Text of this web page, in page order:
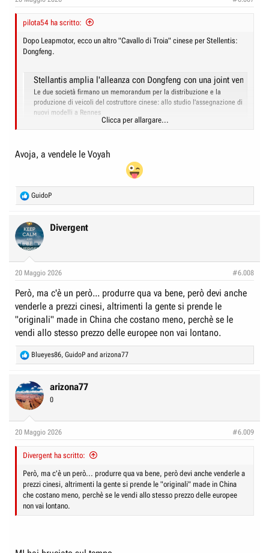
pilota54 ha scritto:
Dopo Leapmotor, ecco un altro "Cavallo di Troia" cinese per Stellentis:
Dongfeng.
Stellantis amplia l'alleanza con Dongfeng con una joint venture
Le due società firmano un memorandum per la distribuzione e la
produzione di veicoli del costruttore cinese: allo studio l'assegnazione di
nuovi modelli a Rennes
Clicca per allargare...
Avoja, a vendele le Voyah
R
e
c
t
i
s
GuidoP
Divergent
20 Maggio 2026 #6.008
Però, ma c'è un però... produrre qua va bene, però devi anche
venderle a prezzi cinesi, altrimenti la gente si prende le
"originali" made in China che costano meno, perchè se le
vendi allo stesso prezzo delle europee non vai lontano.
R
e
c
t
i
s
Blueyes86, GuidoP and arizona77
arizona77
0
20 Maggio 2026 #6.009
Divergent ha scritto:
Però, ma c'è un però... produrre qua va bene, però devi anche venderle a
prezzi cinesi, altrimenti la gente si prende le "originali" made in China
che costano meno, perchè se le vendi allo stesso prezzo delle europee
non vai lontano.